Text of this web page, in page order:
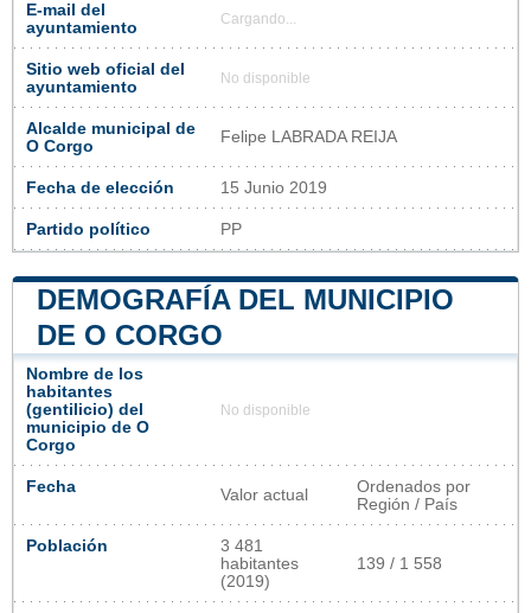
E-mail del
ayuntamiento
Cargando...
Sitio web oficial del
ayuntamiento
No disponible
Alcalde municipal de
O Corgo
Felipe LABRADA REIJA
Fecha de elección 15 Junio 2019
Partido político PP
DEMOGRAFÍA DEL MUNICIPIO
DE O CORGO
Nombre de los
habitantes
(gentilicio) del
municipio de O
Corgo
No disponible
Fecha Valor actual
Ordenados por
Región / País
Población
3 481
habitantes
(2019)
139 / 1 558